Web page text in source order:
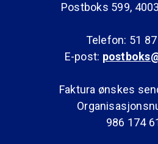
Postboks 599,
Telefon: 51
E-post:
Faktura ønskes
986 174